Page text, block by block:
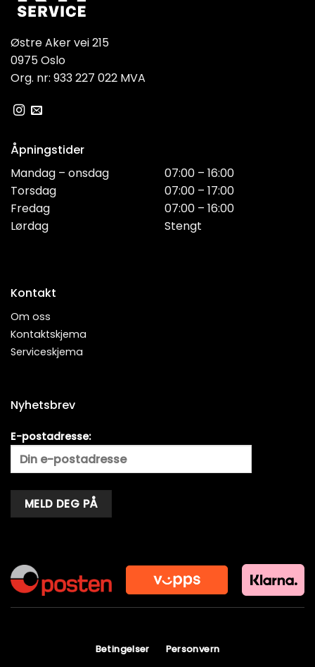
Østre Aker vei 215
0975 Oslo
Org. nr: 933 227 022 MVA
Åpningstider
Mandag – onsdag
Torsdag
Fredag
Lørdag
07:00 – 16:00
07:00 – 17:00
07:00 – 16:00
Stengt
Kontakt
Om oss
Kontaktskjema
Serviceskjema
Nyhetsbrev
E-postadresse:
Betingelser Personvern